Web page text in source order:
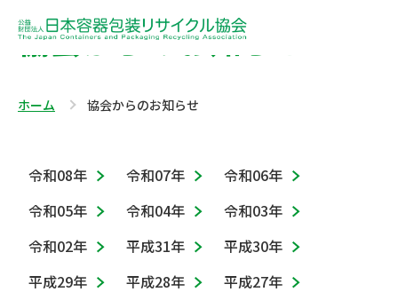
協会からのお知らせ
ホーム 協会からのお知らせ
令和08年 令和07年
令和06年
令和05年
令和04年
令和03年
令和02年
平成31年
平成30年
平成29年
平成28年
平成27年